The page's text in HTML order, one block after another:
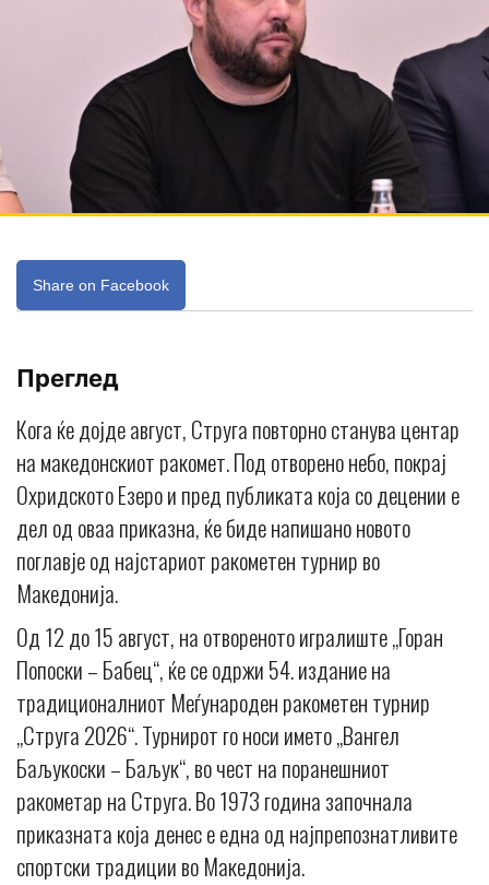
Share on Facebook
Преглед
Кога ќе дојде август, Струга повторно станува центар
на македонскиот ракомет. Под отворено небо, покрај
Охридското Езеро и пред публиката која со децении е
дел од оваа приказна, ќе биде напишано новото
поглавје од најстариот ракометен турнир во
Македонија.
Од 12 до 15 август, на отвореното игралиште „Горан
Попоски – Бабец“, ќе се одржи 54. издание на
традиционалниот Меѓународен ракометен турнир
„Струга 2026“. Турнирот го носи името „Вангел
Баљукоски – Баљук“, во чест на поранешниот
ракометар на Струга. Во 1973 година започнала
приказната која денес е една од најпрепознатливите
спортски традиции во Македонија.